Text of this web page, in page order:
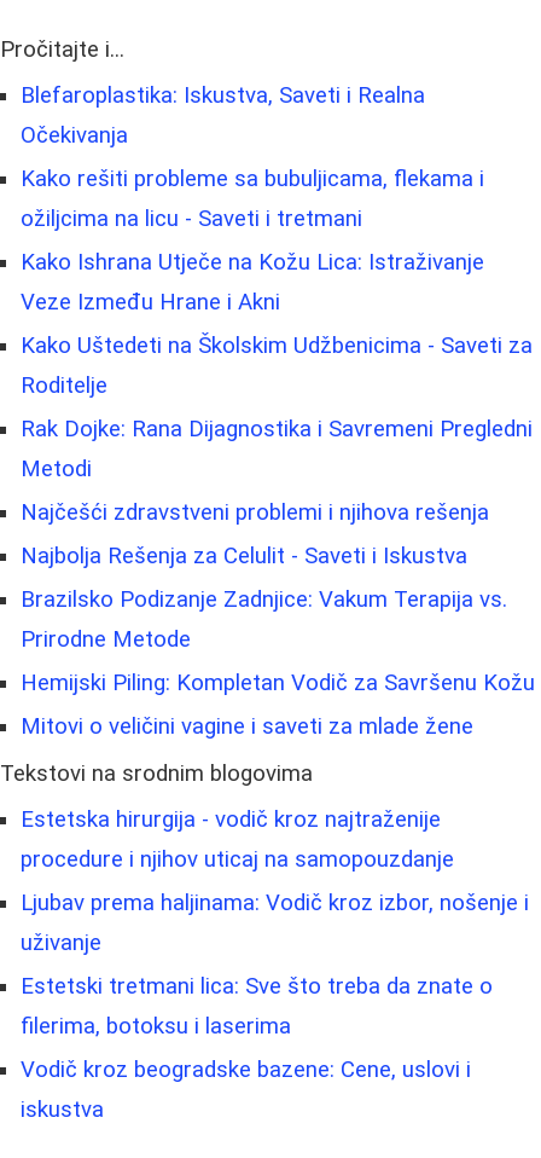
Pročitajte i...
Blefaroplastika: Iskustva, Saveti i Realna
Očekivanja
Kako rešiti probleme sa bubuljicama, flekama i
ožiljcima na licu - Saveti i tretmani
Kako Ishrana Utječe na Kožu Lica: Istraživanje
Veze Između Hrane i Akni
Kako Uštedeti na Školskim Udžbenicima - Saveti za
Roditelje
Rak Dojke: Rana Dijagnostika i Savremeni Pregledni
Metodi
Najčešći zdravstveni problemi i njihova rešenja
Najbolja Rešenja za Celulit - Saveti i Iskustva
Brazilsko Podizanje Zadnjice: Vakum Terapija vs.
Prirodne Metode
Hemijski Piling: Kompletan Vodič za Savršenu Kožu
Mitovi o veličini vagine i saveti za mlade žene
Tekstovi na srodnim blogovima
Estetska hirurgija - vodič kroz najtraženije
procedure i njihov uticaj na samopouzdanje
Ljubav prema haljinama: Vodič kroz izbor, nošenje i
uživanje
Estetski tretmani lica: Sve što treba da znate o
filerima, botoksu i laserima
Vodič kroz beogradske bazene: Cene, uslovi i
iskustva